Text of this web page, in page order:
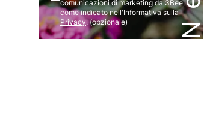
comunicazioni di marketing da 3Bee,
come indicato nell'Informativa sulla
Privacy. (opzionale)